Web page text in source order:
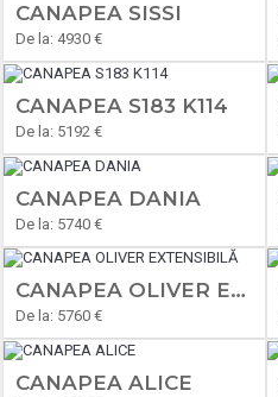
CANAPEA SISSI
De la: 4930 €
CANAPEA S183 K114
De la: 5192 €
CANAPEA DANIA
De la: 5740 €
CANAPEA OLIVER EXTENSIBILĂ
De la: 5760 €
CANAPEA ALICE